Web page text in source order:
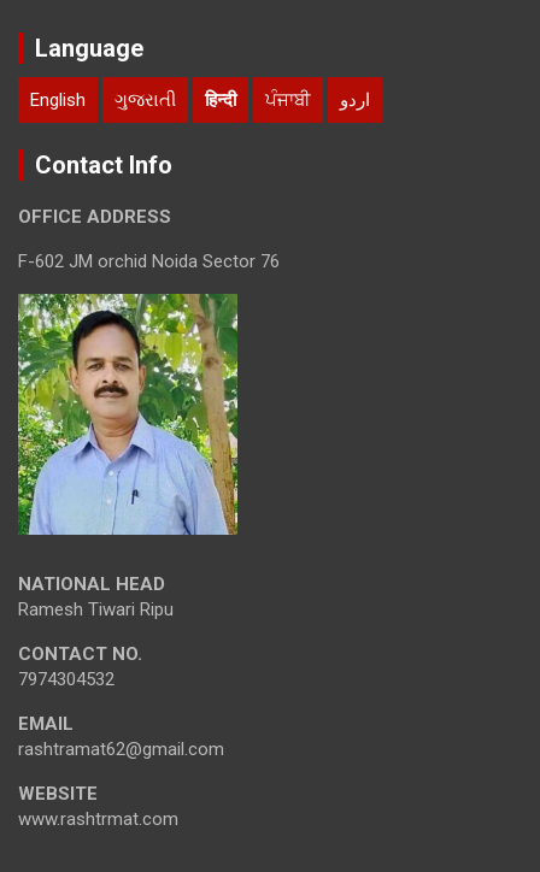
Language
English ગુજરાતી हिन्दी ਪੰਜਾਬੀ اردو
Contact Info
OFFICE ADDRESS
F-602 JM orchid Noida Sector 76
NATIONAL HEAD
Ramesh Tiwari Ripu
CONTACT NO.
7974304532
EMAIL
rashtramat62@gmail.com
WEBSITE
www.rashtrmat.com